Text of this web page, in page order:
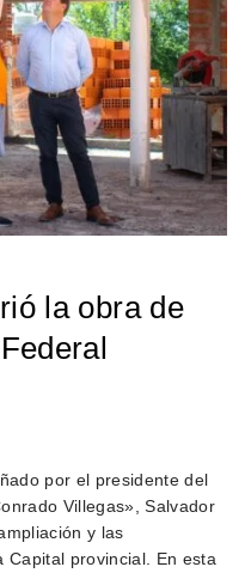
la obra de
por el presidente del
Villegas», Salvador
y las
Capital provincial. En esta